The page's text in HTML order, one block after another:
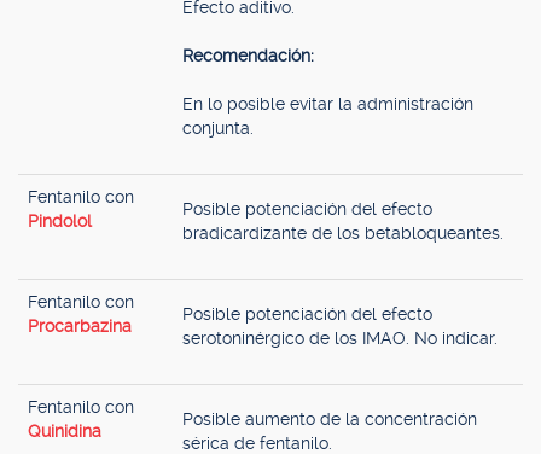
Efecto aditivo.
Recomendación:
En lo posible evitar la administración
conjunta.
Fentanilo con
Pindolol
Posible potenciación del efecto
bradicardizante de los betabloqueantes.
Fentanilo con
Procarbazina
Posible potenciación del efecto
serotoninérgico de los IMAO. No indicar.
Fentanilo con
Quinidina
Posible aumento de la concentración
sérica de fentanilo.